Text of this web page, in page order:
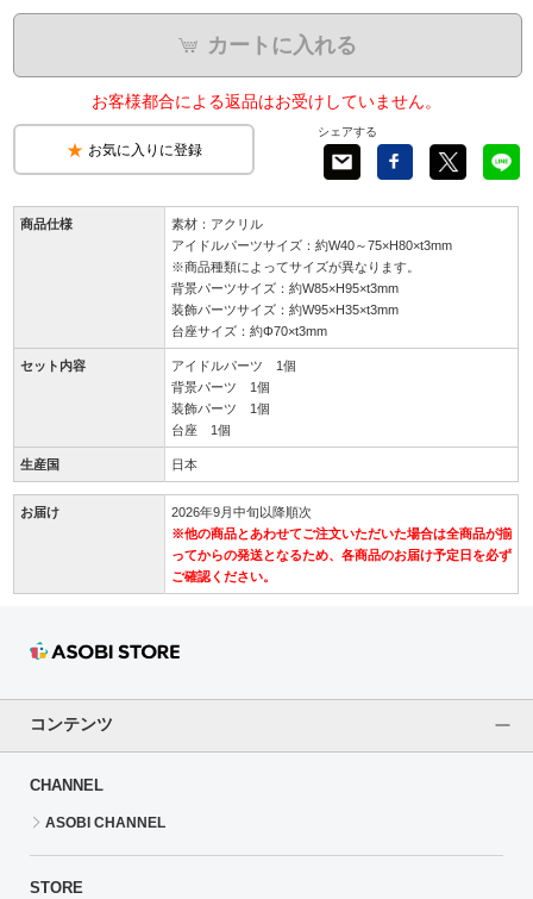
カートに入れる
お客様都合による返品はお受けしていません。
お気に入りに登録
シェアする
商品仕様
素材：アクリル
アイドルパーツサイズ：約W40～75×H80×t3mm
※商品種類によってサイズが異なります。
背景パーツサイズ：約W85×H95×t3mm
装飾パーツサイズ：約W95×H35×t3mm
台座サイズ：約Φ70×t3mm
セット内容
アイドルパーツ 1個
背景パーツ 1個
装飾パーツ 1個
台座 1個
生産国 日本
お届け
2026年9月中旬以降順次
※他の商品とあわせてご注文いただいた場合は全商品が揃
ってからの発送となるため、各商品のお届け予定日を必ず
ご確認ください。
コンテンツ
CHANNEL
ASOBI CHANNEL
STORE